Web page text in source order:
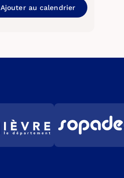
Ajouter au calendrier